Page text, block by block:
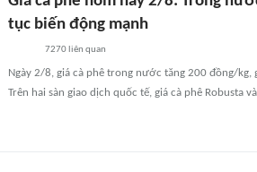
tục biến động mạnh
7270 liên quan
Ngày 2/8, giá cà phê trong nước tăng 200 đồng/
Trên hai sàn giao dịch quốc tế, giá cà phê Robusta